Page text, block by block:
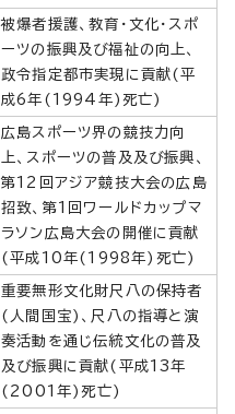
被爆者援護、教育・文化・スポ
ーツの振興及び福祉の向上、
政令指定都市実現に貢献(平
成6年(1994年)死亡)
広島スポーツ界の競技力向
上、スポーツの普及及び振興、
第12回アジア競技大会の広島
招致、第1回ワールドカップマ
ラソン広島大会の開催に貢献
(平成10年(1998年)死亡)
重要無形文化財尺八の保持者
(人間国宝)、尺八の指導と演
奏活動を通じ伝統文化の普及
及び振興に貢献(平成13年
(2001年)死亡)